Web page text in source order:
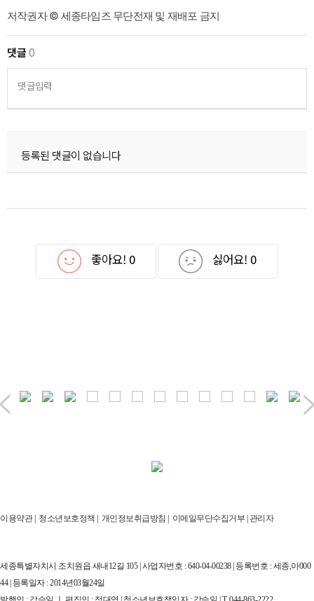
저작권자 © 세종타임즈 무단전재 및 재배포 금지
댓글0
댓글입력
등록된 댓글이 없습니다
좋아요! 0 싫어요! 0
이용약관| 청소년보호정책 | 개인정보취급방침 | 이메일무단수집거부 | 관리자
세종특별자치시 조치원읍 새내12길 105 | 사업자번호 : 640-04-00238 | 등록번호 : 세종,아000
44 | 등록일자 : 2014년03월24일